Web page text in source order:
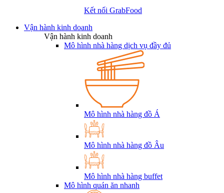
Kết nối GrabFood
Vận hành kinh doanh
Vận hành kinh doanh
Mô hình nhà hàng dịch vụ đầy đủ
Mô hình nhà hàng đồ Á
Mô hình nhà hàng đồ Âu
Mô hình nhà hàng buffet
Mô hình quán ăn nhanh